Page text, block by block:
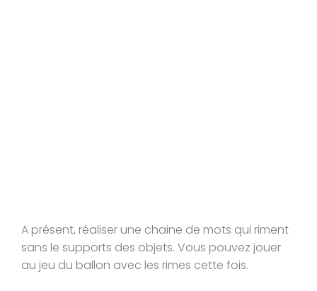
A présent, réaliser une chaine de mots qui riment
sans le supports des objets. Vous pouvez jouer
au jeu du ballon avec les rimes cette fois.